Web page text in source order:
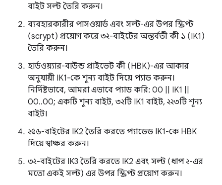
বাইট সল্ট তৈরি করুন।
ব্যবহারকারীর পাসওয়ার্ড এবং সল্ট-এর উপর স্ক্রিপ্ট
(scrypt) প্রয়োগ করে ৩২-বাইটের অন্তর্বর্তী কী ১ (IK1)
তৈরি করুন।
হার্ডওয়্যার-বাউন্ড প্রাইভেট কী (HBK)-এর আকার
অনুযায়ী IK1-কে শূন্য বাইট দিয়ে প্যাড করুন।
নির্দিষ্টভাবে, আমরা এভাবে প্যাড করি: 00 || IK1 ||
00..00; একটি শূন্য বাইট, ৩২টি IK1 বাইট, ২২৩টি শূন্য
বাইট।
২৫৬-বাইটের IK2 তৈরি করতে প্যাডেড IK1-কে HBK
দিয়ে স্বাক্ষর করুন।
৩২-বাইটের IK3 তৈরি করতে IK2 এবং সল্ট (ধাপ ২-এর
মতো একই সল্ট) এর উপর স্ক্রিপ্ট প্রয়োগ করুন।